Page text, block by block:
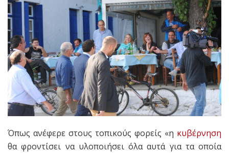
Όπως ανέφερε στους τοπικούς φορείς «η κυβέρνηση
θα φροντίσει να υλοποιήσει όλα αυτά για τα οποία